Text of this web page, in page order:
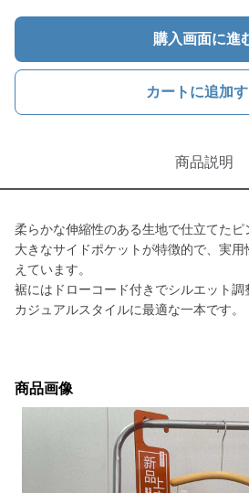
購入画面に進
カートに追加
商品説明
柔らかな伸縮性のある生地で仕立てたピ
大きなサイドポケットが特徴的で、実
えています。
裾にはドローコード付きでシルエット調
カジュアルスタイルに最適な一本です。
商品画像